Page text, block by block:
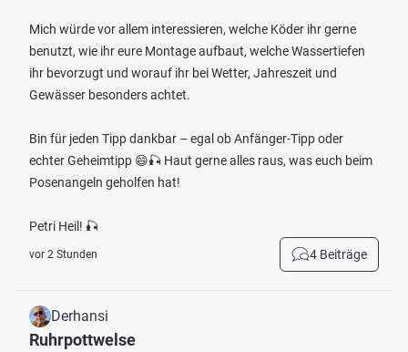
Mich würde vor allem interessieren, welche Köder ihr gerne
benutzt, wie ihr eure Montage aufbaut, welche Wassertiefen
ihr bevorzugt und worauf ihr bei Wetter, Jahreszeit und
Gewässer besonders achtet.
Bin für jeden Tipp dankbar – egal ob Anfänger-Tipp oder
echter Geheimtipp 😄🎣 Haut gerne alles raus, was euch beim
Posenangeln geholfen hat!
Petri Heil! 🎣
vor 2 Stunden 4 Beiträge
Derhansi
Ruhrpottwelse